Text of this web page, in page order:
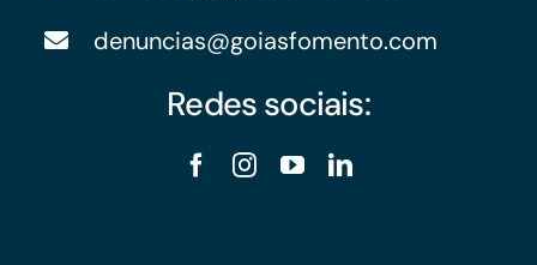
denuncias@goiasfomento.com
Redes sociais: